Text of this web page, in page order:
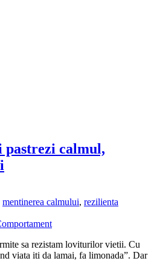
calmul,
mentinerea calmului, rezilienta
sa rezistam loviturilor vietii. Cu
viata iti da lamai, fa limonada”. Dar